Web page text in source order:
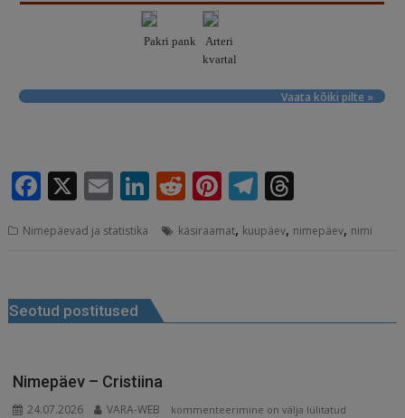
Pakri pank
Arteri
kvartal
Vaata kõiki pilte »
F
c
b
o
k
X E
ai
Li
k
dI
n
R
d
Pi
te
st
T
e
m
r
d
Nimepäevad ja statistika käsiraamat, kuupäev, nimepäev, nimi
Seotud postitused
Nimepäev – Cristiina
24.07.2026 VARA-WEB
Nimepäev
kommenteerimine on välja lülitatud